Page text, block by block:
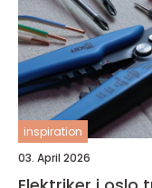
inspiration
03. April 2026